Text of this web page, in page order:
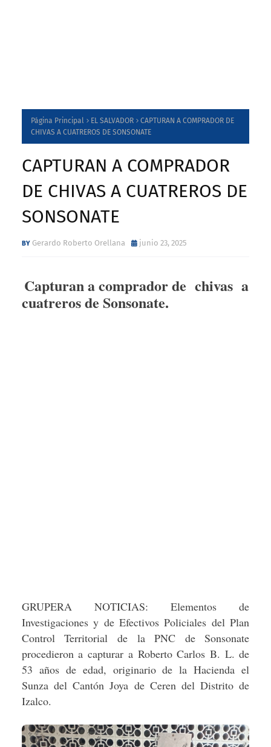
Página Principal EL SALVADOR
CAPTURAN A COMPRADOR DE
CHIVAS A CUATREROS DE SONSONATE
CAPTURAN A COMPRADOR
DE CHIVAS A CUATREROS DE
SONSONATE
Gerardo Roberto Orellana junio 23, 2025
Capturan a comprador de chivas a
cuatreros de Sonsonate.
GRUPERA NOTICIAS: Elementos de
Investigaciones y de Efectivos Policiales del Plan
Control Territorial de la PNC de Sonsonate
procedieron a capturar a Roberto Carlos B. L. de
53 años de edad, originario de la Hacienda el
Sunza del Cantón Joya de Ceren del Distrito de
Izalco.